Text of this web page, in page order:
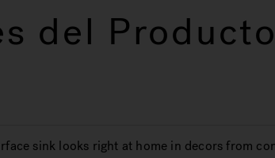
del Producto
sink looks right at home in decors from